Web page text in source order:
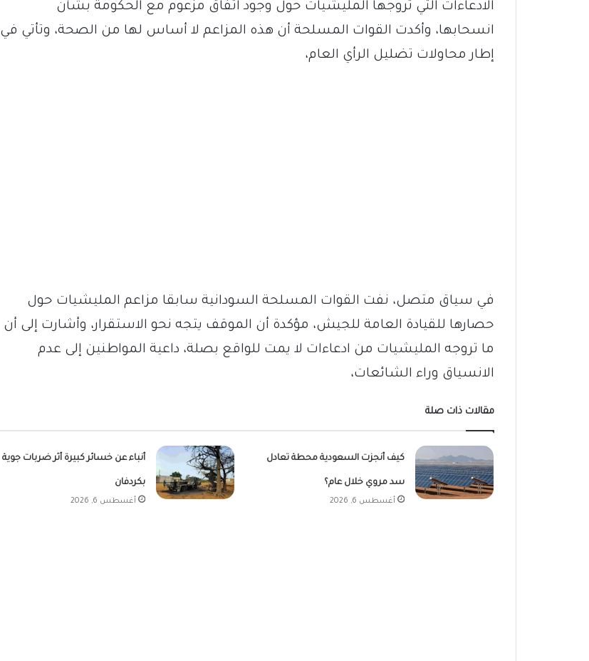
الادعاءات التي تروجها المليشيات حول وجود اتفاق مزعوم مع الحكومة بشأن
انسحابها، وأكدت القوات المسلحة أن هذه المزاعم لا أساس لها من الصحة، وتأتي في
إطار محاولات تضليل الرأي العام،
في سياق متصل، نفت القوات المسلحة السودانية سابقا مزاعم المليشيات حول
حصارها للقيادة العامة للجيش، مؤكدة أن الموقف يتجه نحو الاستقرار، وأشارت إلى أن
ما تروجه المليشيات من ادعاءات لا يمت للواقع بصلة، داعية المواطنين إلى عدم
الانسياق وراء الشائعات،
مقالات ذات صلة
كيف أنجزت السعودية محطة تعادل
سد مروي خلال عام؟
أغسطس 6, 2026
أنباء عن خسائر كبيرة أثر ضربات جوية
بكردفان
أغسطس 6, 2026